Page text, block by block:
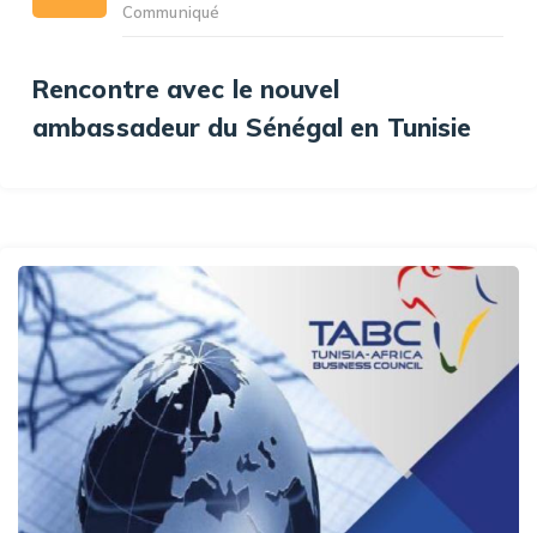
Communiqué
Rencontre avec le nouvel
ambassadeur du Sénégal en Tunisie